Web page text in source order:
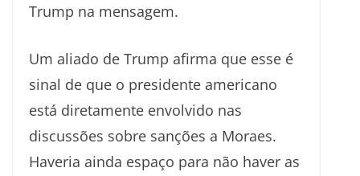
Trump na mensagem.
Um aliado de Trump afirma que esse é
sinal de que o presidente americano
está diretamente envolvido nas
discussões sobre sanções a Moraes.
Haveria ainda espaço para não haver as